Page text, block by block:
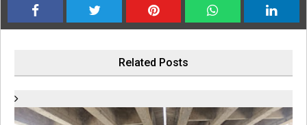
Related Posts